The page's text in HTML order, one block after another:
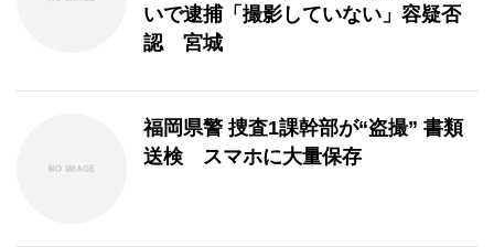
いで逮捕「撮影していない」容疑否
認 宮城
福岡県警 捜査1課幹部が“盗撮” 書類
送検 スマホに大量保存